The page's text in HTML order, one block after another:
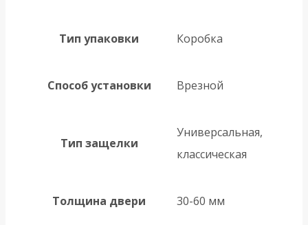
Тип упаковки Коробка
Способ установки Врезной
Тип защелки
Универсальная,
классическая
Толщина двери 30-60 мм